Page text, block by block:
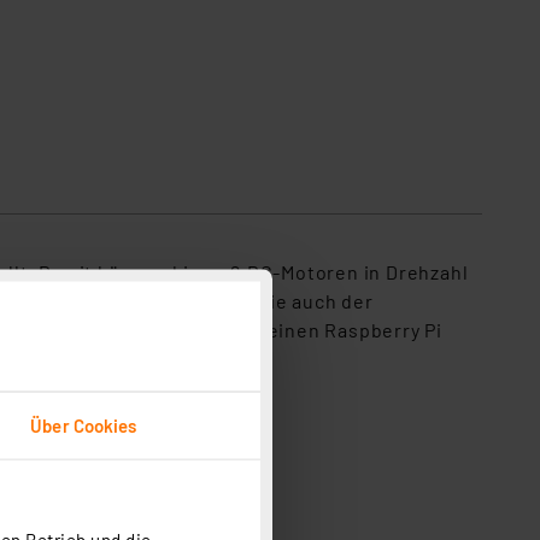
Über Cookies
Damit können bis zu 2 DC-Motoren in Drehzahl
über die auch der
2 Motoren, der z. B. durch einen Raspberry Pi